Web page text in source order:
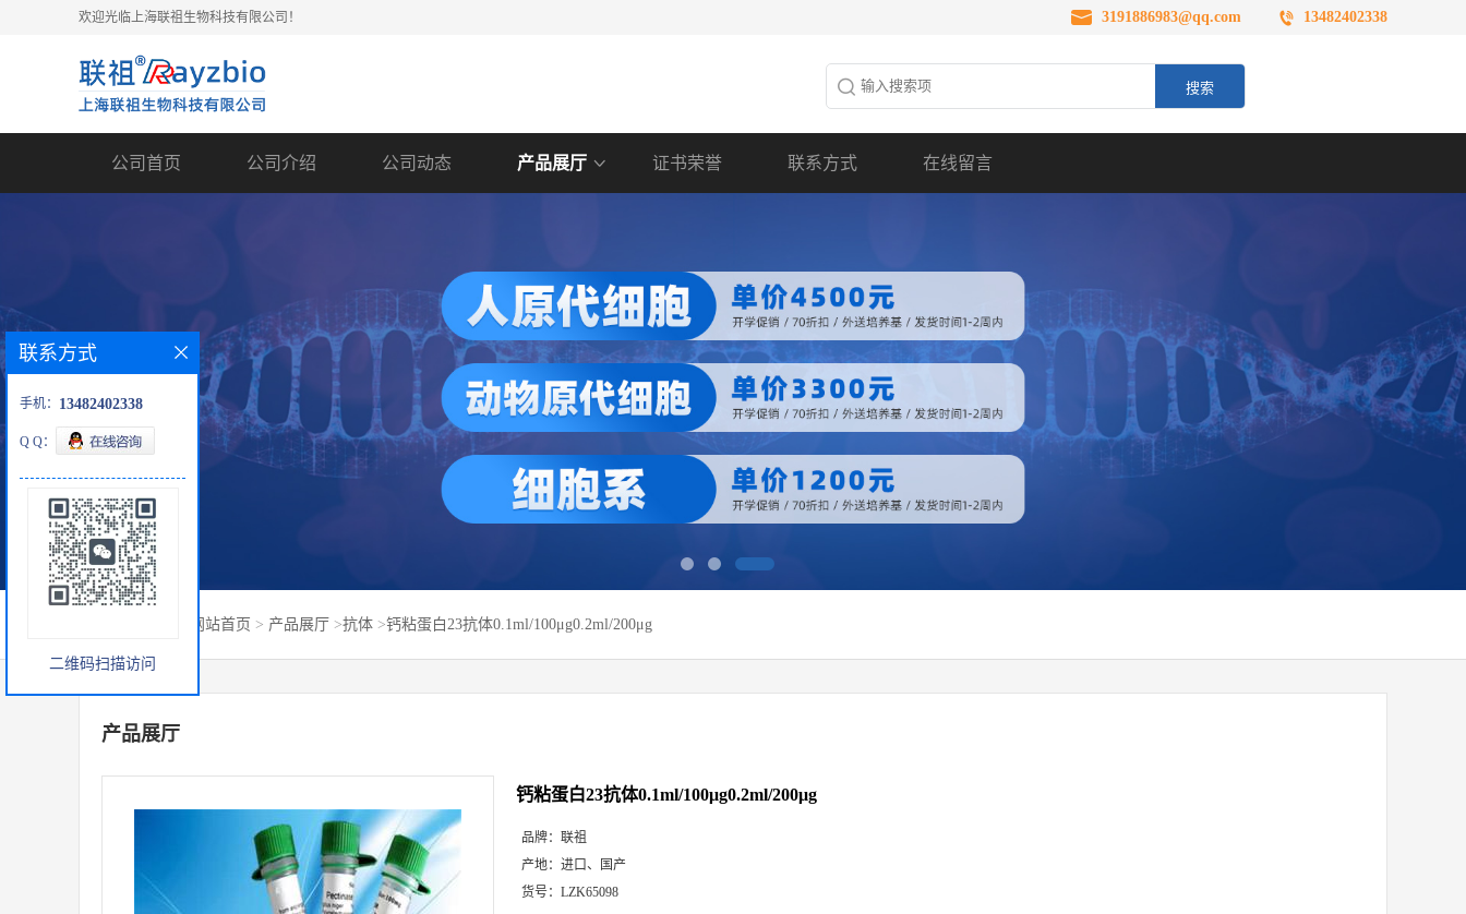
欢迎光临上海联祖生物科技有限公司！ 3191886983@qq.com 13482402338
公司首页 公司介绍 公司动态 产品展厅 证书荣誉 联系方式 在线留言
网站首页 > 产品展厅 >抗体 >钙粘蛋白23抗体0.1ml/100μg0.2ml/200μg
产品展厅
钙粘蛋白23抗体0.1ml/100μg0.2ml/200μg
品牌： 联祖
产地： 进口、国产
货号： LZK65098
联系方式
手机： 13482402338
Q Q：
二维码扫描访问